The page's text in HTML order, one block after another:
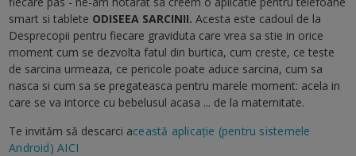
smart si tablete ODISEEA SARCINII. Acesta este cadoul de la
Desprecopii pentru fiecare graviduta care vrea sa stie in orice
moment cum se dezvolta fatul din burtica, cum creste, ce teste
de sarcina urmeaza, ce pericole poate aduce sarcina, cum sa
nasca si cum sa se pregateasca pentru marele moment: acela in
care se va intorce cu bebelusul acasa ... de la maternitate.
Te invităm să descarci această aplicație (pentru sistemele
Android) AICI